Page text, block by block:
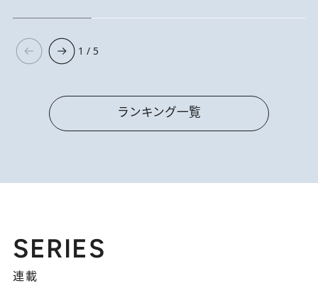
1 / 5
ランキング一覧
SERIES
連載